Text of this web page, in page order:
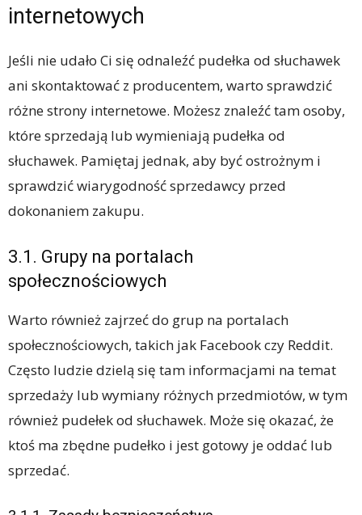
internetowych
Jeśli nie udało Ci się odnaleźć pudełka od słuchawek
ani skontaktować z producentem, warto sprawdzić
różne strony internetowe. Możesz znaleźć tam osoby,
które sprzedają lub wymieniają pudełka od
słuchawek. Pamiętaj jednak, aby być ostrożnym i
sprawdzić wiarygodność sprzedawcy przed
dokonaniem zakupu.
3.1. Grupy na portalach
społecznościowych
Warto również zajrzeć do grup na portalach
społecznościowych, takich jak Facebook czy Reddit.
Często ludzie dzielą się tam informacjami na temat
sprzedaży lub wymiany różnych przedmiotów, w tym
również pudełek od słuchawek. Może się okazać, że
ktoś ma zbędne pudełko i jest gotowy je oddać lub
sprzedać.